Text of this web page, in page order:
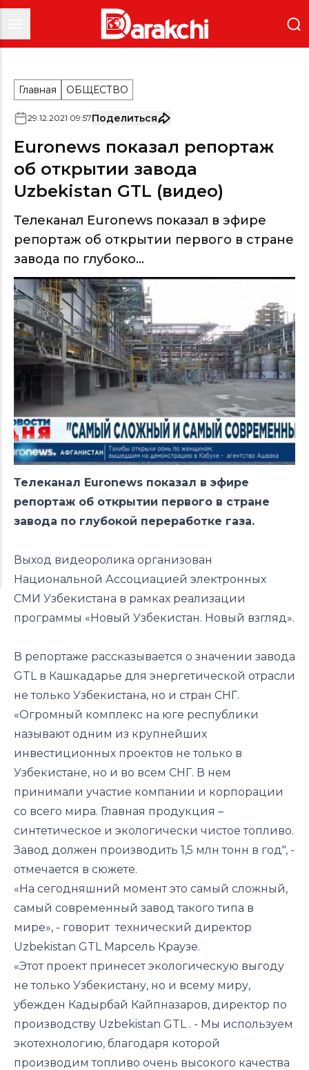
Главная ОБЩЕСТВО
29.12.2021 09:57Поделиться
Euronews показал репортаж
об открытии завода
Uzbekistan GTL (видео)
Телеканал Euronews показал в эфире
репортаж об открытии первого в стране
завода по глубоко...
Телеканал Euronews показал в эфире
репортаж об открытии первого в стране
завода по глубокой переработке газа.
Выход видеоролика организован
Национальной Ассоциацией электронных
СМИ Узбекистана в рамках реализации
программы «Новый Узбекистан. Новый взгляд».
В репортаже рассказывается о значении завода
GTL в Кашкадарье для энергетической отрасли
не только Узбекистана, но и стран СНГ.
«Огромный комплекс на юге республики
называют одним из крупнейших
инвестиционных проектов не только в
Узбекистане, но и во всем СНГ. В нем
принимали участие компании и корпорации
со всего мира. Главная продукция –
синтетическое и экологически чистое топливо.
Завод должен производить 1,5 млн тонн в год", -
отмечается в сюжете.
«На сегодняшний момент это самый сложный,
самый современный завод такого типа в
мире», - говорит технический директор
Uzbekistan GTL Марсель Краузе.
«Этот проект принесет экологическую выгоду
не только Узбекистану, но и всему миру,
убежден Кадырбай Кайпназаров, директор по
производству Uzbekistan GTL . - Мы используем
экотехнологию, благодаря которой
производим топливо очень высокого качества